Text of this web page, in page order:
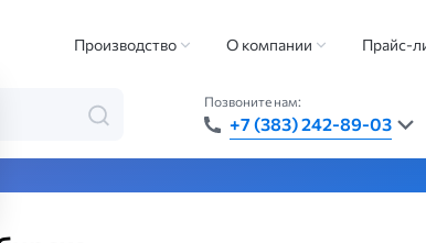
Производство О компании Прайс-
Позвоните нам:
+7 (383) 242-89-03
— быстро, точно, везде